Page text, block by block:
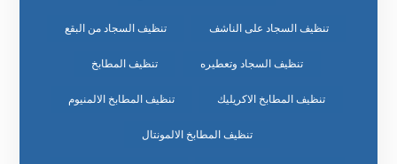
تنظيف السجاد على الناشف تنظيف السجاد من البقع
تنظيف السجاد وتعطيره تنظيف المطابخ
تنظيف المطابخ الاكريليك تنظيف المطابخ الالمنيوم
تنظيف المطابخ الالمونتال